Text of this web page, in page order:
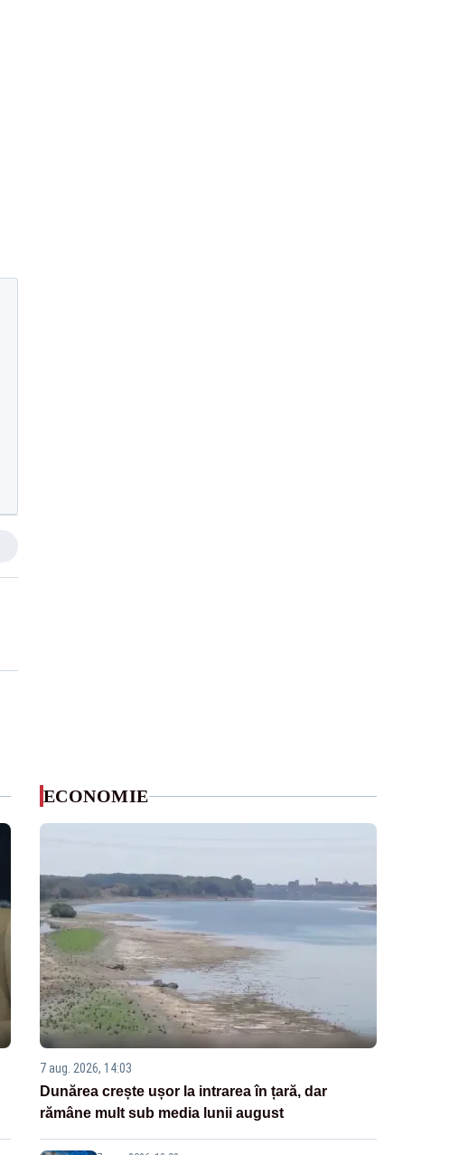
ECONOMIE
7 aug. 2026, 14:03
Dunărea crește ușor la intrarea în țară, dar
rămâne mult sub media lunii august